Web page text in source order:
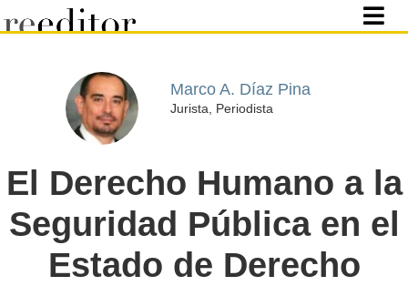
Marco A. Díaz Pina
Jurista, Periodista
El Derecho Humano a la
Seguridad Pública en el
Estado de Derecho